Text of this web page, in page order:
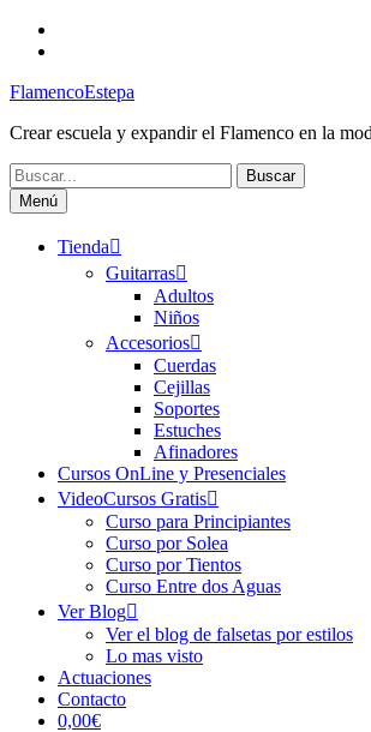
Saltar
FlamencoEstepa
Crear escuela y expandir el Flamenco en la
Buscar:
Menú
Tienda
Guitarras
Adultos
Niños
Accesorios
Cuerdas
Cejillas
Soportes
Estuches
Afinadores
Cursos OnLine y Presenciales
VideoCursos Gratis
Curso para Principiantes
Curso por Solea
Curso por Tientos
Curso Entre dos Aguas
Ver Blog
Ver el blog de falsetas por estilos
Lo mas visto
Actuaciones
Contacto
0,00€